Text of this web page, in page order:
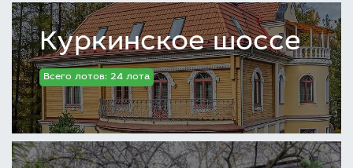
Куркинское шоссе
Всего лотов: 24 лота